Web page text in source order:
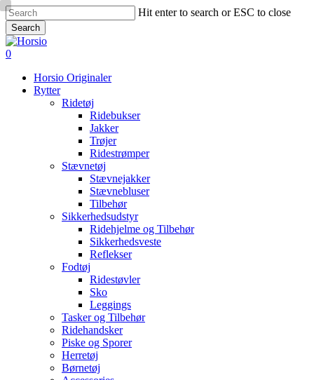
Skip
to
main
content
Hit enter to search or ESC to close
Search
Close
Search
search
account
0
Horsio Originaler
Rytter
Ridetøj
Ridebukser
Jakker
Trøjer
Ridestrømper
Stævnetøj
Stævnejakker
Stævnebluser
Tilbehør
Sikkerhedsudstyr
Ridehjelme og Tilbehør
Sikkerhedsveste
Reflekser
Fodtøj
Ridestøvler
Sko
Leggings
Tasker og Tilbehør
Ridehandsker
Piske og Sporer
Herretøj
Børnetøj